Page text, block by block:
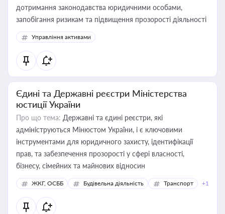
дотримання законодавства юридичними особами,
запобігання ризикам та підвищення прозорості діяльності
Управління активами
Єдині та Державні реєстри Міністерства
юстиції України
Про що тема: Державні та єдині реєстри, які
адмініструються Мінюстом України, і є ключовими
інструментами для юридичного захисту, ідентифікації
прав, та забезпечення прозорості у сфері власності,
бізнесу, сімейних та майнових відносин
ЖКГ, ОСББ Будівельна діяльність Транспорт +1